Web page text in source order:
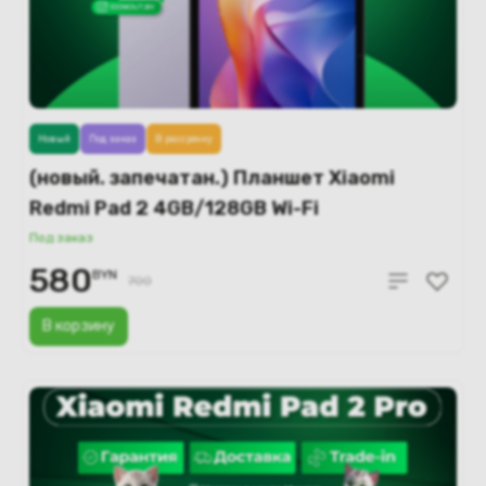
(новый. запечатан.) Планшет Xiaomi
Redmi Pad 2 4GB/128GB Wi-Fi
международная версия (фиолетовый)
Под заказ
В корзину
Новый Под заказ В рассрочку
580BYN 700